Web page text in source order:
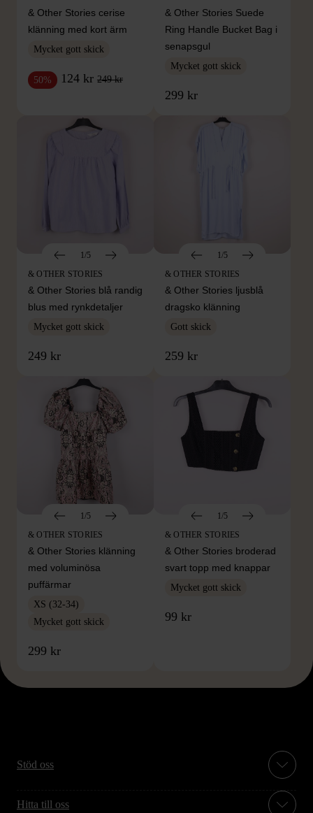
& Other Stories cerise
klänning med kort ärm
Mycket gott skick
50% 124 kr 249 kr
& Other Stories Suede
Ring Handle Bucket Bag i
senapsgul
Mycket gott skick
299 kr
1/5
& OTHER STORIES
& Other Stories blå randig
blus med rynkdetaljer
Mycket gott skick
249 kr
1/5
& OTHER STORIES
& Other Stories ljusblå
dragsko klänning
Gott skick
259 kr
1/5
& OTHER STORIES
& Other Stories klänning
med voluminösa
puffärmar
XS (32-34)
Mycket gott skick
299 kr
1/5
& OTHER STORIES
& Other Stories broderad
svart topp med knappar
Mycket gott skick
99 kr
Stöd oss
Hitta till oss